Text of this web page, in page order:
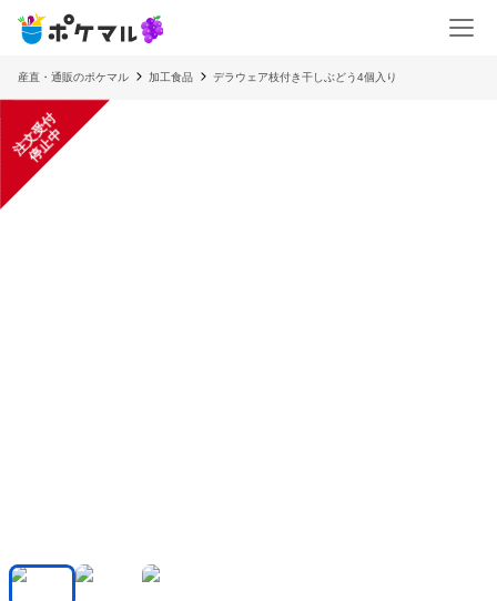
産直・通販のポケマル 加工食品 デラウェア枝付き干しぶどう4個入り
注
文
受
付
停
止
中